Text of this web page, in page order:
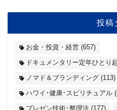
投稿
お金・投資・経営 (657)
ドキュメンタリー定年ひとり
ノマド＆ブランディング (113)
ハワイ･健康･スピリチュアル
プレゼン技術･整理法 (177)